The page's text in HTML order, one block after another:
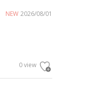
NEW 2026/08/01
0 view